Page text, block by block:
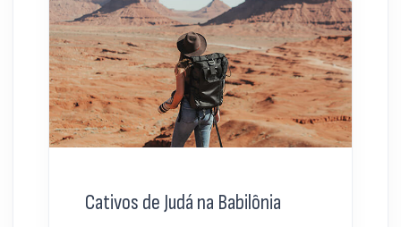
Cativos de Judá na Babilônia